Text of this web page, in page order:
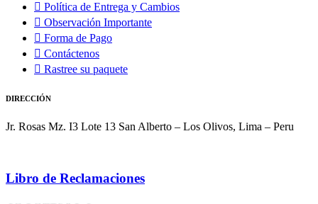
Política de Entrega y Cambios
Observación Importante
Forma de Pago
Contáctenos
Rastree su paquete
DIRECCIÓN
Jr. Rosas Mz. I3 Lote 13 San Alberto – Los Olivos, Lima – Peru
Libro de Reclamaciones